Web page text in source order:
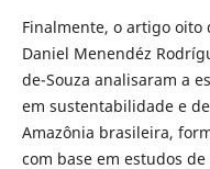
Finalmente, o artigo oito
Daniel Menendéz
de-Souza analisaram a
em sustentabilidade e
Amazônia brasileira,
com base em estudos